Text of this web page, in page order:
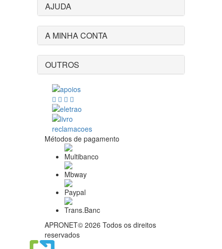
AJUDA
A MINHA CONTA
OUTROS
Métodos de pagamento
APRONET© 2026 Todos os direitos
reservados